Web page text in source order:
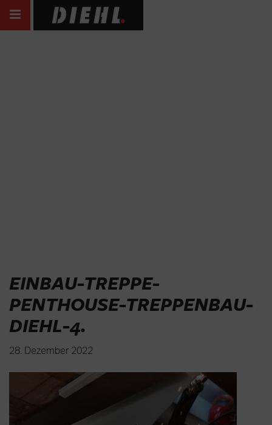
EINBAU-TREPPE-
PENTHOUSE-TREPPENBAU-
DIEHL-4.
28. Dezember 2022